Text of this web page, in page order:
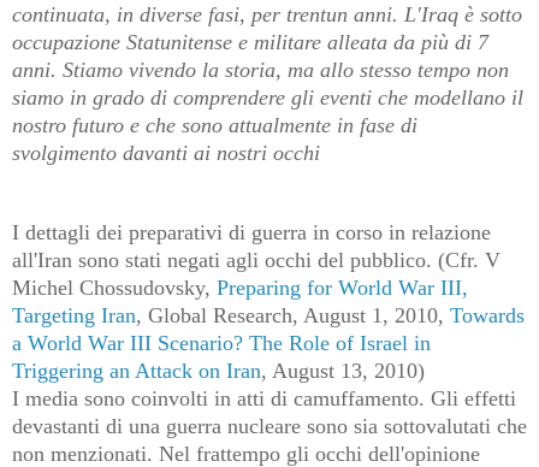
continuata, in diverse fasi, per trentun anni. L'Iraq è sotto
occupazione Statunitense e militare alleata da più di 7
anni. Stiamo vivendo la storia, ma allo stesso tempo non
siamo in grado di comprendere gli eventi che modellano il
nostro futuro e che sono attualmente in fase di
svolgimento davanti ai nostri occhi
I dettagli dei preparativi di guerra in corso in relazione
all'Iran sono stati negati agli occhi del pubblico. (Cfr. V
Michel Chossudovsky, Preparing for World War III,
Targeting Iran, Global Research, August 1, 2010, Towards
a World War III Scenario? The Role of Israel in
Triggering an Attack on Iran, August 13, 2010)
I media sono coinvolti in atti di camuffamento. Gli effetti
devastanti di una guerra nucleare sono sia sottovalutati che
non menzionati. Nel frattempo gli occhi dell'opinione